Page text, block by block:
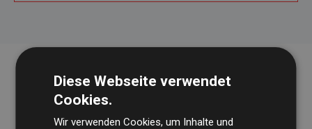
Diese Webseite verwendet
Cookies.
Wir verwenden Cookies, um Inhalte und